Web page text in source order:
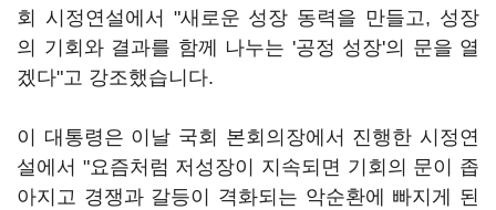
회 시정연설에서 "새로운 성장 동력을 만들고, 성장
의 기회와 결과를 함께 나누는 '공정 성장'의 문을 열
겠다"고 강조했습니다.
이 대통령은 이날 국회 본회의장에서 진행한 시정연
설에서 "요즘처럼 저성장이 지속되면 기회의 문이 좁
아지고 경쟁과 갈등이 격화되는 악순환에 빠지게 된